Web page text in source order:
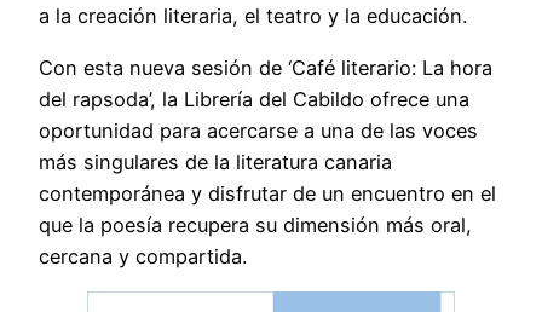
a la creación literaria, el teatro y la educación.
Con esta nueva sesión de ‘Café literario: La hora
del rapsoda’, la Librería del Cabildo ofrece una
oportunidad para acercarse a una de las voces
más singulares de la literatura canaria
contemporánea y disfrutar de un encuentro en el
que la poesía recupera su dimensión más oral,
cercana y compartida.